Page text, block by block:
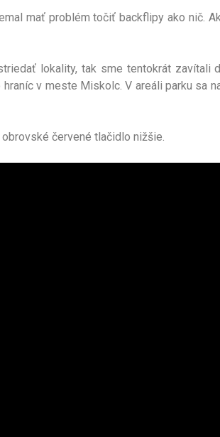
mať problém točiť backflipy ako nič.
lokality, tak sme tentokrát zavítali
v meste Miskolc. V areáli parku sa
červené tlačidlo nižšie.